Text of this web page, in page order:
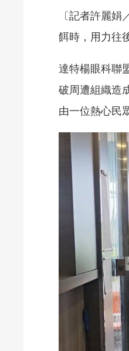
〔記者許麗
餌時，用力往
達特楊眼科聯
破周遭組織造
由一位熱心民